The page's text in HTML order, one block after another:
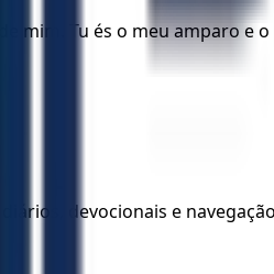
mim. Tu és o meu amparo e
devocionais e